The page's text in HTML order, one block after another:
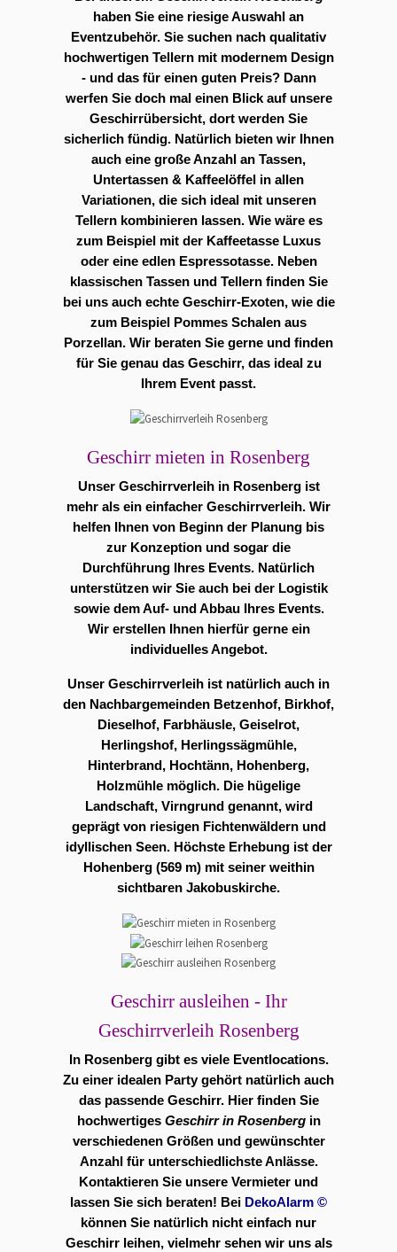
haben Sie eine riesige Auswahl an
Eventzubehör. Sie suchen nach qualitativ
hochwertigen Tellern mit modernem Design
- und das für einen guten Preis? Dann
werfen Sie doch mal einen Blick auf unsere
Geschirrübersicht, dort werden Sie
sicherlich fündig. Natürlich bieten wir Ihnen
auch eine große Anzahl an Tassen,
Untertassen & Kaffeelöffel in allen
Variationen, die sich ideal mit unseren
Tellern kombinieren lassen. Wie wäre es
zum Beispiel mit der Kaffeetasse Luxus
oder eine edlen Espressotasse. Neben
klassischen Tassen und Tellern finden Sie
bei uns auch echte Geschirr-Exoten, wie die
zum Beispiel Pommes Schalen aus
Porzellan. Wir beraten Sie gerne und finden
für Sie genau das Geschirr, das ideal zu
Ihrem Event passt.
Geschirr mieten in Rosenberg
Unser Geschirrverleih in Rosenberg ist
mehr als ein einfacher Geschirrverleih. Wir
helfen Ihnen von Beginn der Planung bis
zur Konzeption und sogar die
Durchführung Ihres Events. Natürlich
unterstützen wir Sie auch bei der Logistik
sowie dem Auf- und Abbau Ihres Events.
Wir erstellen Ihnen hierfür gerne ein
individuelles Angebot.
Unser Geschirrverleih ist natürlich auch in
den Nachbargemeinden Betzenhof, Birkhof,
Dieselhof, Farbhäusle, Geiselrot,
Herlingshof, Herlingssägmühle,
Hinterbrand, Hochtänn, Hohenberg,
Holzmühle möglich. Die hügelige
Landschaft, Virngrund genannt, wird
geprägt von riesigen Fichtenwäldern und
idyllischen Seen. Höchste Erhebung ist der
Hohenberg (569 m) mit seiner weithin
sichtbaren Jakobuskirche.
Geschirr ausleihen - Ihr
Geschirrverleih Rosenberg
In Rosenberg gibt es viele Eventlocations.
Zu einer idealen Party gehört natürlich auch
das passende Geschirr. Hier finden Sie
hochwertiges Geschirr in Rosenbergin
verschiedenen Größen und gewünschter
Anzahl für unterschiedlichste Anlässe.
Kontaktieren Sie unsere Vermieter und
lassen Sie sich beraten! Bei DekoAlarm ©
können Sie natürlich nicht einfach nur
Geschirr leihen, vielmehr sehen wir uns als